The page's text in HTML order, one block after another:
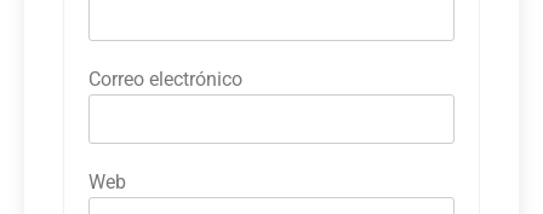
Correo electrónico
Web